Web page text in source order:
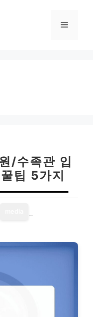
메
/수족관 입
팁 5가지